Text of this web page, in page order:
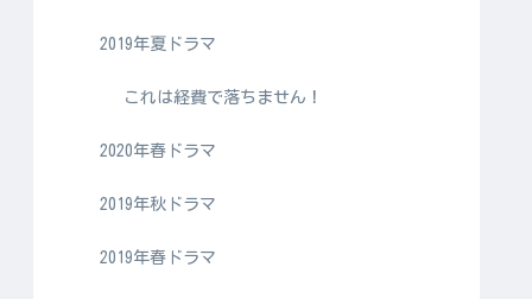
2019年夏ドラマ
これは経費で落ちません！
2020年春ドラマ
2019年秋ドラマ
2019年春ドラマ